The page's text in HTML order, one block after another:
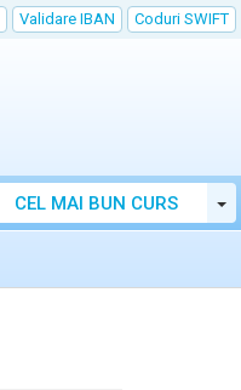
Validare IBAN Coduri SWIFT
CEL MAI BUN CURS
VALUTAR MOLDOVA